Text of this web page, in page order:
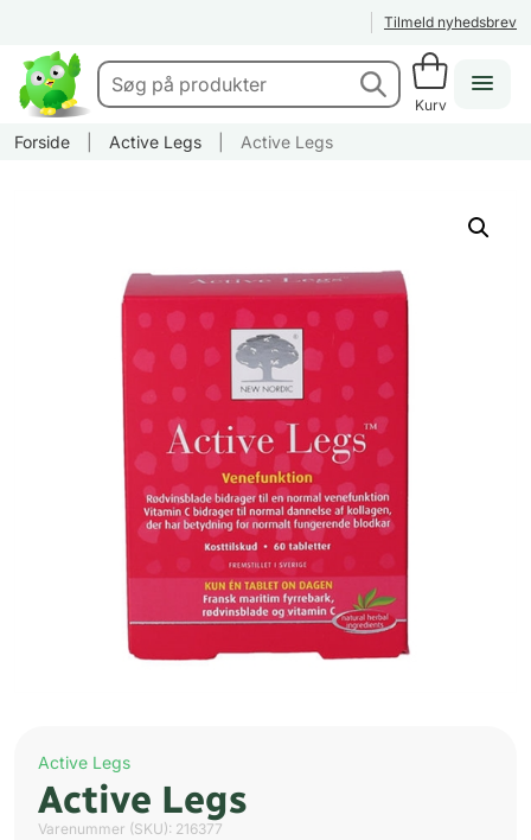
Tilmeld nyhedsbrev
Kurv
Forside Active Legs Active Legs
Active Legs
Active Legs
Varenummer (SKU): 216377